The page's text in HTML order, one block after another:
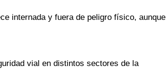
internada y fuera de peligro físico, aunque
vial en distintos sectores de la